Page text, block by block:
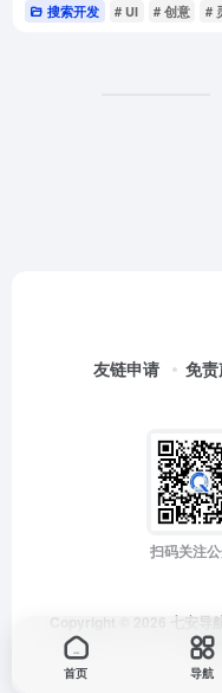
搜索开发 # UI # 创意 #
友链申请 免
扫码关注
Copyright © 2026 七安导
首页 导航